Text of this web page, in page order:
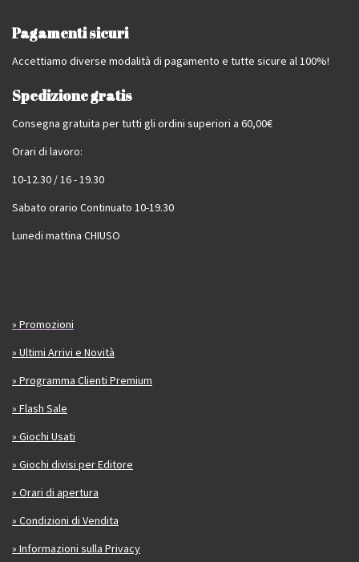
Pagamenti sicuri
Accettiamo diverse modalità di pagamento e tutte sicure al 100%!
Spedizione gratis
Consegna gratuita per tutti gli ordini superiori a 60,00€
Orari di lavoro:
10-12.30 / 16 - 19.30
Sabato orario Continuato 10-19.30
Lunedi mattina CHIUSO
» Promozioni
» Ultimi Arrivi e Novità
» Programma Clienti Premium
» Flash Sale
» Giochi Usati
» Giochi divisi per Editore
» Orari di apertura
» Condizioni di Vendita
» Informazioni sulla Privacy